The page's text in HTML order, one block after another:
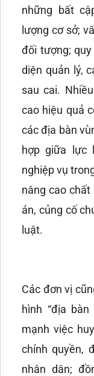
những bất
lượng cơ sở;
đối tượng;
diện quản lý,
sau cai.
cao hiệu quả
các địa bàn
hợp giữa lực
nghiệp vụ
nâng cao
án, củng cố
luật.
Các đơn vị
hình “địa
mạnh việc
chính quyền,
nhân dân;